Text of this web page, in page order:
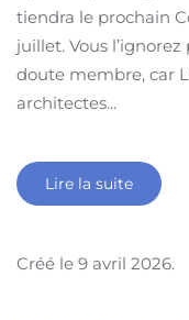
tiendra le prochain
juillet. Vous
doute membre, car
architectes...
Lire la suite
Créé le 9 avril 2026.